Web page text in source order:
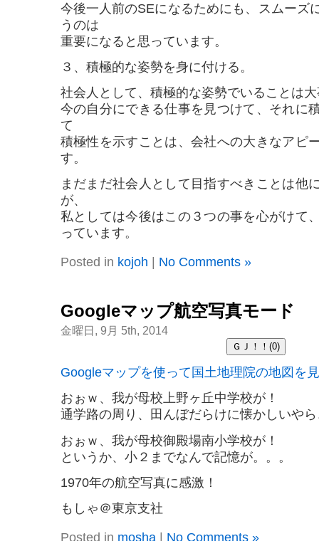
今後一人前のSEになるためにも、スムーズ
うのは
重要になると思っています。
３、積極的な姿勢を身に付ける。
社会人として、積極的な姿勢でいることは
今の自分にできる仕事を見つけて、それに
て
積極性を示すことは、会社への大きなアピ
す。
まだまだ社会人として目指すべきことは他
が、
私としては今後はこの３つの事を心がけて
っています。
Posted in kojoh No Comments »
Googleマップ航空写真モード
金曜日, 9月 5th, 2014
Googleマップを使って国土地理院の地図を
おぉｗ、我が母校上野ヶ丘中学校が！
通学路の周り、田んぼだらけに懐かしいや
おぉｗ、我が母校御殿場南小学校が！
というか、小２までなんで記憶が。。。
1970年の航空写真に感激！
もしゃ＠東京支社
Posted in mosha| No Comments »